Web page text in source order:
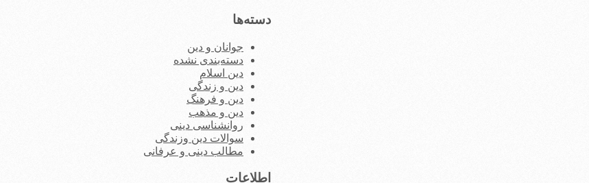
دسته‌ها
جوانان و دین
دسته‌بندی نشده
دین اسلام
دین و زندگی
دین و فرهنگ
دین و مذهب
روانشناسی دینی
سوالات دین وزندگی
مطالب دینی و عرفانی
اطلاعات